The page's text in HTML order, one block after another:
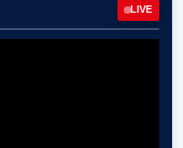
LIVE